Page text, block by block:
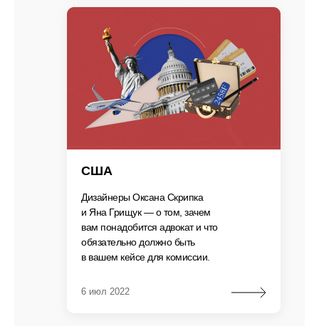
США
Дизайнеры Оксана Скрипка
и Яна Грищук — о том, зачем
вам понадобится адвокат и что
обязательно должно быть
в вашем кейсе для комиссии.
6 июл 2022